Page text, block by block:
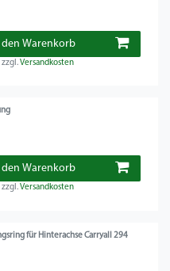
den Warenkorb
zzgl.Versandkosten
den Warenkorb
zzgl.Versandkosten
für Hinterachse Carryall 294